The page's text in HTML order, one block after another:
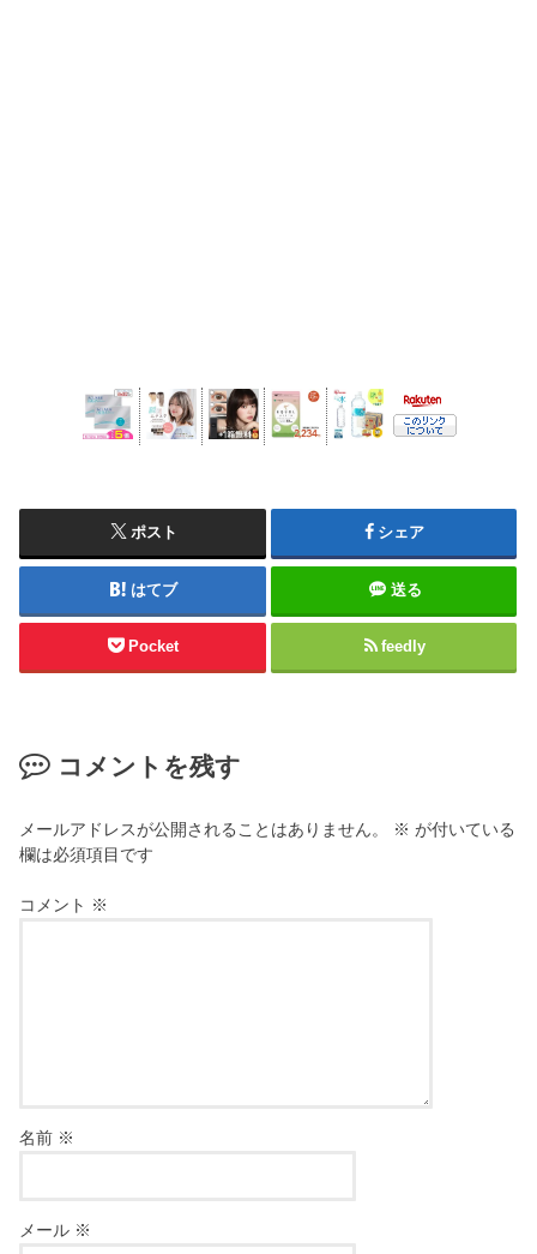
ポスト シェア
はてブ 送る
Pocket feedly
コメントを残す
メールアドレスが公開されることはありません。 ※ が付いている
欄は必須項目です
コメント ※
名前 ※
メール ※